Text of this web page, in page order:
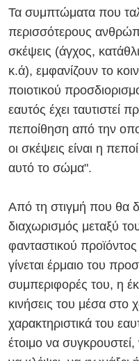
Τα συμπτώματα που
περισσότερους
σκέψεις (άγχος,
κ.ά), εμφανίζουν το
ποιοτικού
εαυτός έχει
πεποίθηση από την
οι σκέψεις είναι η
αυτό το σώμα".
Από τη στιγμή που θα
διαχωρισμός μεταξύ
φανταστικού
γίνεται έρμαιο του
συμπεριφορές του, η
κινήσεις του μέσα
χαρακτηριστικά του
έτοιμο να